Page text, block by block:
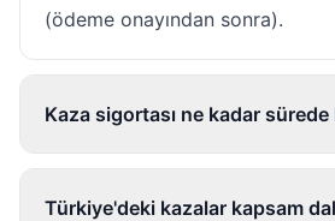
(ödeme onayından sonra).
Kaza sigortası ne kadar sürede
Türkiye'deki kazalar kapsam